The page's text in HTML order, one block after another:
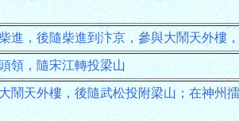
進，後隨柴進到汴京，參與大鬧天外樓
領，隨宋江轉投梁山
鬧天外樓，後隨武松投附梁山；在神州